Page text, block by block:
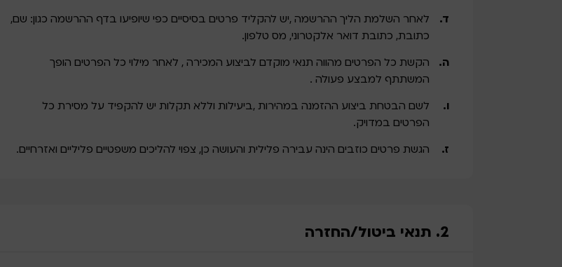
לאחר השלמת הליך ההרשמה ,יש להקליד פרטים בסיסיים כפי שיופיעו בדף ההרשמה כגון: שם,
כתובת, כתובת דואר אלקטרוני, מס טלפון.
הקשת כל הפרטים מהווה תנאי מוקדם לביצוע המכירה , לאחר מילוי כל הפרטים הופך
המשתתף למבצע פעולה .
לשם הבטחת ביצוע ההזמנה במהירות ,ביעילות וללא תקלות יש להקפיד על מסירת כל
הפרטים במדויק.
הגשת פרטים כוזבים הינה עבירה פלילית והעושה כן, צפוי להליכים משפטיים פליליים ואזרחיים.
2. תנאי ביטול/החזרה